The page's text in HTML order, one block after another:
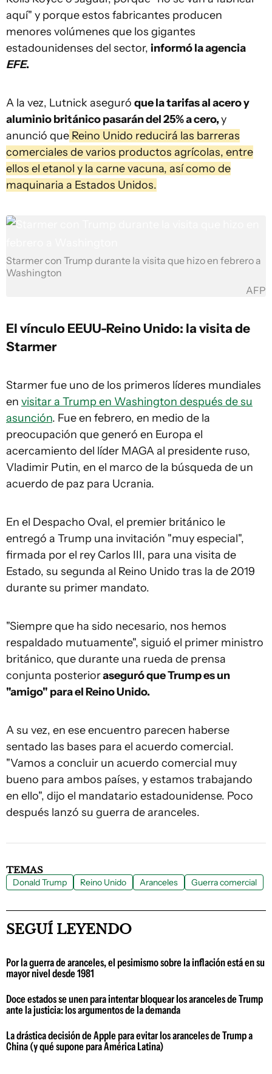
aquí" y porque estos fabricantes producen
menores volúmenes que los gigantes
estadounidenses del sector, informó la agencia
EFE.
A la vez, Lutnick aseguró que la tarifas al acero y
aluminio británico pasarán del 25% a cero,y
anunció que Reino Unido reducirá las barreras
comerciales de varios productos agrícolas, entre
ellos el etanol y la carne vacuna, así como de
maquinaria a Estados Unidos.
Starmer con Trump durante la visita que hizo en febrero a
Washington
AFP
El vínculo EEUU-Reino Unido: la visita de
Starmer
Starmer fue uno de los primeros líderes mundiales
en visitar a Trump en Washington después de su
asunción. Fue en febrero, en medio de la
preocupación que generó en Europa el
acercamiento del líder MAGA al presidente ruso,
Vladimir Putin, en el marco de la búsqueda de un
acuerdo de paz para Ucrania.
En el Despacho Oval, el premier británico le
entregó a Trump una invitación "muy especial",
firmada por el rey Carlos III, para una visita de
Estado, su segunda al Reino Unido tras la de 2019
durante su primer mandato.
"Siempre que ha sido necesario, nos hemos
respaldado mutuamente", siguió el primer ministro
británico, que durante una rueda de prensa
conjunta posterioraseguró que Trump es un
"amigo" para el Reino Unido.
A su vez, en ese encuentro parecen haberse
sentado las bases para el acuerdo comercial.
"Vamos a concluir un acuerdo comercial muy
bueno para ambos países, y estamos trabajando
en ello", dijo el mandatario estadounidense. Poco
después lanzó su guerra de aranceles.
TEMAS
Donald Trump Reino Unido Aranceles Guerra comercial
SEGUÍ LEYENDO
Por la guerra de aranceles, el pesimismo sobre la inflación está en su
mayor nivel desde 1981
Doce estados se unen para intentar bloquear los aranceles de Trump
ante la justicia: los argumentos de la demanda
La drástica decisión de Apple para evitar los aranceles de Trump a
China (y qué supone para América Latina)